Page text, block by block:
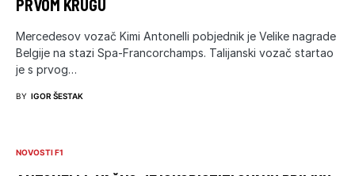
PRVOM KRUGU
Mercedesov vozač Kimi Antonelli pobjednik je Velike nagrade
Belgije na stazi Spa-Francorchamps. Talijanski vozač startao
je s prvog…
BY IGOR ŠESTAK
NOVOSTI F1